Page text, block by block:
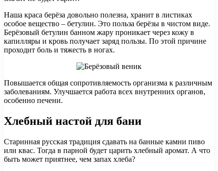
Наша краса берёза довольно полезна, хранит в листиках
особое вещество – бетулин. Это польза берёзы в чистом виде.
Берёзовый бетулин банном жару проникает через кожу в
капилляры и кровь получает заряд пользы. По этой причине
проходит боль и тяжесть в ногах.
Повышается общая сопротивляемость организма к различным
заболеваниям. Улучшается работа всех внутренних органов,
особенно печени.
Хлебный настой для бани
Старинная русская традиция сдавать на банные камни пиво
или квас. Тогда в парной будет царить хлебный аромат. А что
быть может приятнее, чем запах хлеба?